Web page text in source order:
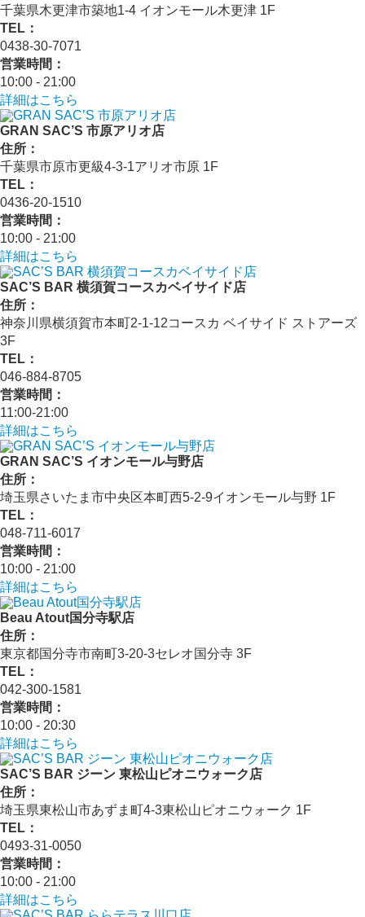
千葉県木更津市築地1-4 イオンモール木更津 1F
TEL：
0438-30-7071
営業時間：
10:00 - 21:00
詳細はこちら
GRAN SAC’S 市原アリオ店
住所：
千葉県市原市更級4-3-1アリオ市原 1F
TEL：
0436-20-1510
営業時間：
10:00 - 21:00
詳細はこちら
SAC’S BAR 横須賀コースカベイサイド店
住所：
神奈川県横須賀市本町2-1-12コースカ ベイサイド ストアーズ
3F
TEL：
046-884-8705
営業時間：
11:00-21:00
詳細はこちら
GRAN SAC’S イオンモール与野店
住所：
埼玉県さいたま市中央区本町西5-2-9イオンモール与野 1F
TEL：
048-711-6017
営業時間：
10:00 - 21:00
詳細はこちら
Beau Atout国分寺駅店
住所：
東京都国分寺市南町3-20-3セレオ国分寺 3F
TEL：
042-300-1581
営業時間：
10:00 - 20:30
詳細はこちら
SAC’S BAR ジーン 東松山ピオニウォーク店
住所：
埼玉県東松山市あずま町4-3東松山ピオニウォーク 1F
TEL：
0493-31-0050
営業時間：
10:00 - 21:00
詳細はこちら